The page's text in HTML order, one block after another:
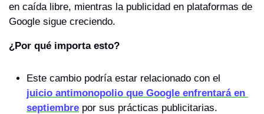
en caída libre, mientras la publicidad en plataformas de
Google sigue creciendo.
¿Por qué importa esto?
juicio antimonopolio que Google enfrentará en
septiembre por sus prácticas publicitarias.